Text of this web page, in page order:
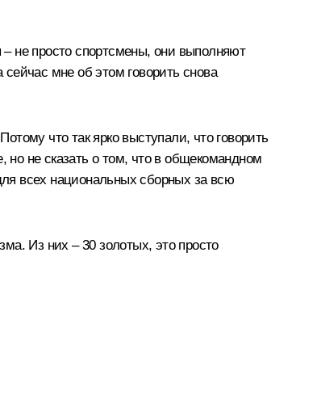
не просто спортсмены, они выполняют
мне об этом говорить снова
что так ярко выступали, что говорить
не сказать о том, что в общекомандном
всех национальных сборных за всю
Из них – 30 золотых, это просто